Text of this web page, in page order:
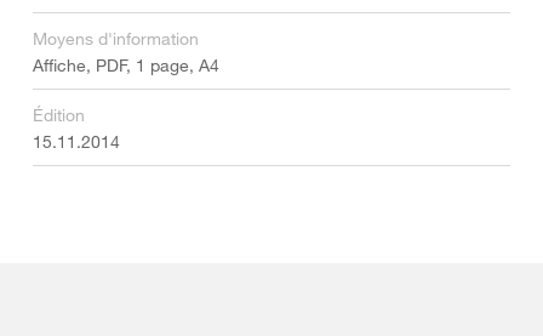
Moyens d'information
Affiche, PDF, 1 page, A4
Édition
15.11.2014